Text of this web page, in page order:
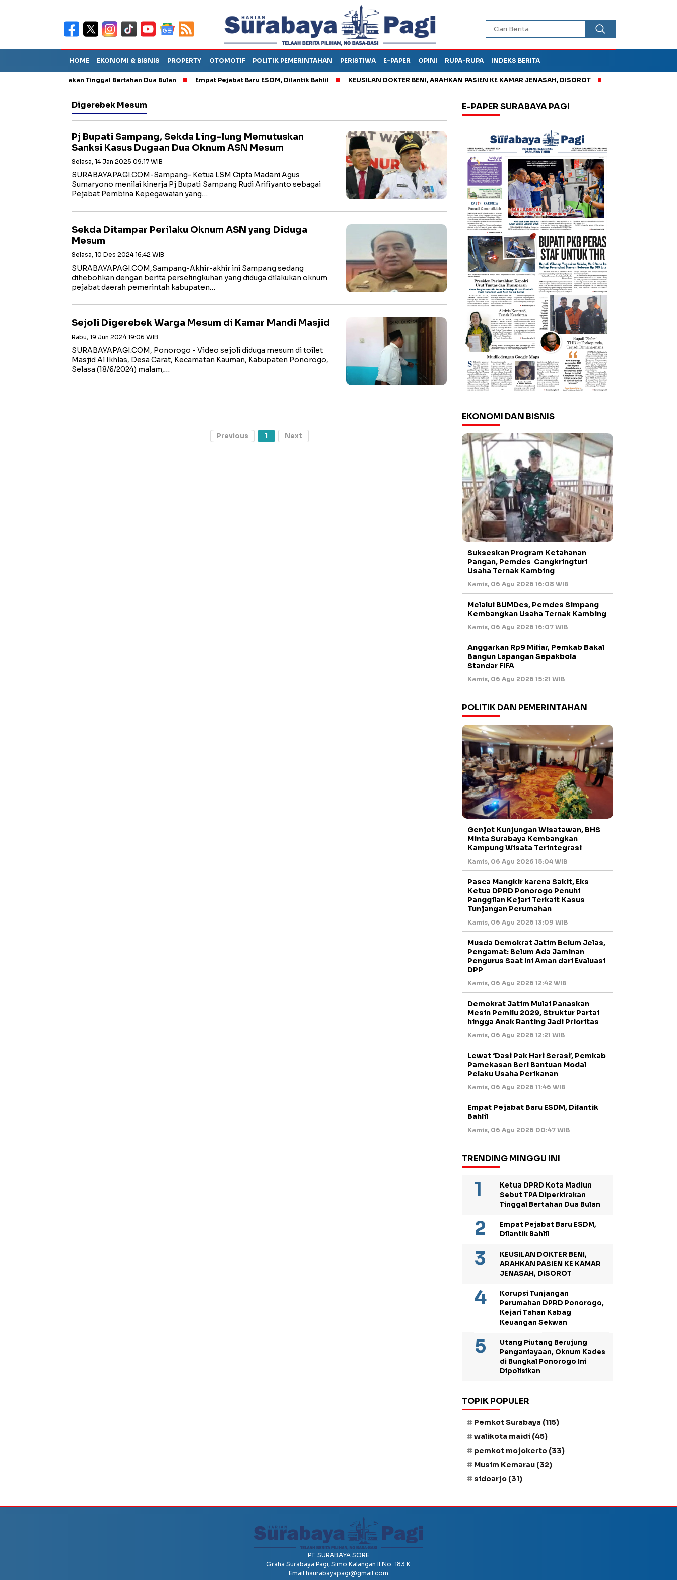
HOME EKONOMI & BISNIS PROPERTY OTOMOTIF POLITIK PEMERINTAHAN PERISTIWA E-PAPER OPINI RUPA-RUPA INDEKS BERITA
TPA Diperkirakan Tinggal Bertahan Dua Bulan Empat Pejabat Baru ESDM, Dilantik Bahlil KEUSILAN DOKTER BENI, ARAHKAN PASIEN KE KAMAR JENASAH, DISOROT Korupsi Tunjangan
Digerebek Mesum
Pj Bupati Sampang, Sekda Ling-lung Memutuskan
Sanksi Kasus Dugaan Dua Oknum ASN Mesum
Selasa, 14 Jan 2025 09:17 WIB
SURABAYAPAGI.COM-Sampang- Ketua LSM Cipta Madani Agus
Sumaryono menilai kinerja Pj Bupati Sampang Rudi Arifiyanto sebagai
Pejabat Pembina Kepegawaian yang…
Sekda Ditampar Perilaku Oknum ASN yang Diduga
Mesum
Selasa, 10 Des 2024 16:42 WIB
SURABAYAPAGI.COM,Sampang-Akhir-akhir ini Sampang sedang
dihebohkan dengan berita perselingkuhan yang diduga dilakukan oknum
pejabat daerah pemerintah kabupaten…
Sejoli Digerebek Warga Mesum di Kamar Mandi Masjid
Rabu, 19 Jun 2024 19:06 WIB
SURABAYAPAGI.COM, Ponorogo - Video sejoli diduga mesum di toilet
Masjid Al Ikhlas, Desa Carat, Kecamatan Kauman, Kabupaten Ponorogo,
Selasa (18/6/2024) malam,…
Previous 1 Next
E-PAPER SURABAYA PAGI
EKONOMI DAN BISNIS
Sukseskan Program Ketahanan
Pangan, Pemdes Cangkringturi
Usaha Ternak Kambing
Kamis, 06 Agu 2026 16:08 WIB
Melalui BUMDes, Pemdes Simpang
Kembangkan Usaha Ternak Kambing
Kamis, 06 Agu 2026 16:07 WIB
Anggarkan Rp9 Miliar, Pemkab Bakal
Bangun Lapangan Sepakbola
Standar FIFA
Kamis, 06 Agu 2026 15:21 WIB
POLITIK DAN PEMERINTAHAN
Genjot Kunjungan Wisatawan, BHS
Minta Surabaya Kembangkan
Kampung Wisata Terintegrasi
Kamis, 06 Agu 2026 15:04 WIB
Pasca Mangkir karena Sakit, Eks
Ketua DPRD Ponorogo Penuhi
Panggilan Kejari Terkait Kasus
Tunjangan Perumahan
Kamis, 06 Agu 2026 13:09 WIB
Musda Demokrat Jatim Belum Jelas,
Pengamat: Belum Ada Jaminan
Pengurus Saat Ini Aman dari Evaluasi
DPP
Kamis, 06 Agu 2026 12:42 WIB
Demokrat Jatim Mulai Panaskan
Mesin Pemilu 2029, Struktur Partai
hingga Anak Ranting Jadi Prioritas
Kamis, 06 Agu 2026 12:21 WIB
Lewat ‘Dasi Pak Hari Serasi’, Pemkab
Pamekasan Beri Bantuan Modal
Pelaku Usaha Perikanan
Kamis, 06 Agu 2026 11:46 WIB
Empat Pejabat Baru ESDM, Dilantik
Bahlil
Kamis, 06 Agu 2026 00:47 WIB
TRENDING MINGGU INI
Ketua DPRD Kota Madiun
Sebut TPA Diperkirakan
Tinggal Bertahan Dua Bulan
Empat Pejabat Baru ESDM,
Dilantik Bahlil
KEUSILAN DOKTER BENI,
ARAHKAN PASIEN KE KAMAR
JENASAH, DISOROT
Korupsi Tunjangan
Perumahan DPRD Ponorogo,
Kejari Tahan Kabag
Keuangan Sekwan
Utang Piutang Berujung
Penganiayaan, Oknum Kades
di Bungkal Ponorogo Ini
Dipolisikan
TOPIK POPULER
Pemkot Surabaya (115)
walikota maidi (45)
pemkot mojokerto (33)
Musim Kemarau (32)
sidoarjo (31)
PT. SURABAYA SORE
Graha Surabaya Pagi, Simo Kalangan II No. 183 K
Email hsurabayapagi@gmail.com